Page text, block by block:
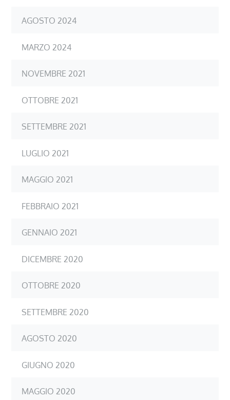
AGOSTO 2024
MARZO 2024
NOVEMBRE 2021
OTTOBRE 2021
SETTEMBRE 2021
LUGLIO 2021
MAGGIO 2021
FEBBRAIO 2021
GENNAIO 2021
DICEMBRE 2020
OTTOBRE 2020
SETTEMBRE 2020
AGOSTO 2020
GIUGNO 2020
MAGGIO 2020